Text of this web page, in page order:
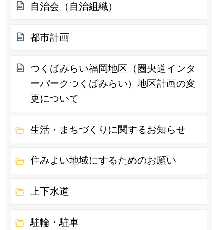
自治会（自治組織）
都市計画
つくばみらい福岡地区（圏央道インタ
ーパークつくばみらい）地区計画の変
更について
生活・まちづくりに関するお知らせ
住みよい地域にするためのお願い
上下水道
駐輪・駐車